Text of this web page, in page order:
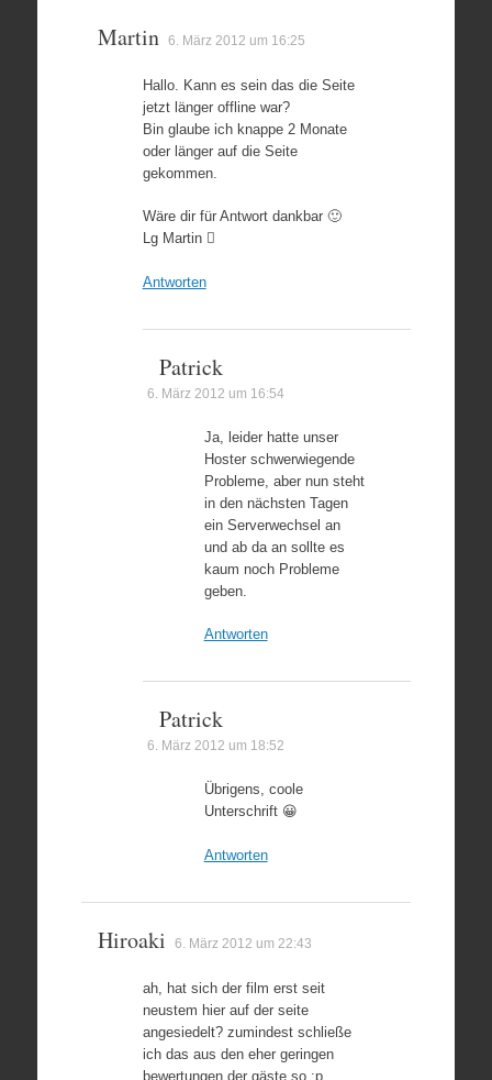
Martin 6. März 2012 um 16:25
Hallo. Kann es sein das die Seite
jetzt länger offline war?
Bin glaube ich knappe 2 Monate
oder länger auf die Seite
gekommen.
Wäre dir für Antwort dankbar 🙂
Lg Martin 
Antworten
Patrick
6. März 2012 um 16:54
Ja, leider hatte unser
Hoster schwerwiegende
Probleme, aber nun steht
in den nächsten Tagen
ein Serverwechsel an
und ab da an sollte es
kaum noch Probleme
geben.
Antworten
Patrick
6. März 2012 um 18:52
Übrigens, coole
Unterschrift 😀
Antworten
Hiroaki 6. März 2012 um 22:43
ah, hat sich der film erst seit
neustem hier auf der seite
angesiedelt? zumindest schließe
ich das aus den eher geringen
bewertungen der gäste so :p